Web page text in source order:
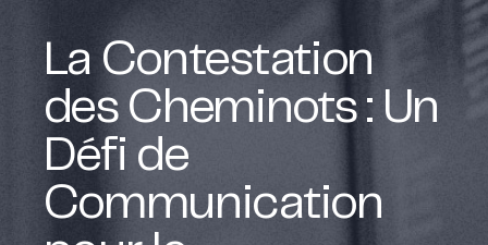
La Contestation
des Cheminots : Un
Défi de
Communication